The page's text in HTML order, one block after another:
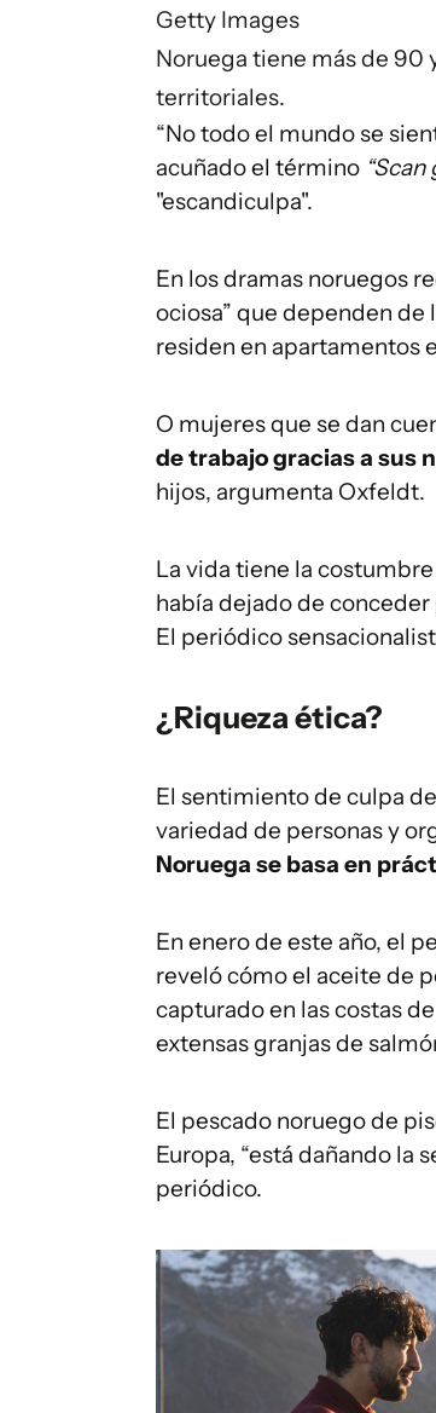
Getty Images
Noruega tiene más de 90
territoriales.
“No todo el mundo se
acuñado el término “Scan
"escandiculpa".
En los dramas noruegos
ociosa” que dependen
residen en apartamentos
O mujeres que se dan
de trabajo gracias a sus
hijos, argumenta Oxfeldt.
La vida tiene la
había dejado de
El periódico
¿Riqueza ética?
El sentimiento de culpa
variedad de personas y
Noruega se basa en
En enero de este año, el
reveló cómo el aceite de
capturado en las costas
extensas granjas de
El pescado noruego de
Europa, “está dañando la
periódico.